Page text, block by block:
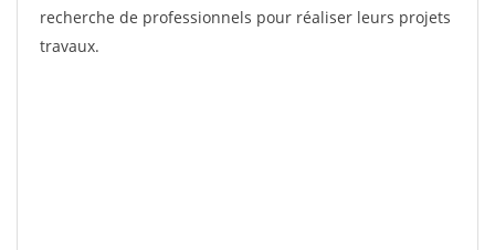
recherche de professionnels pour réaliser leurs projets
travaux.